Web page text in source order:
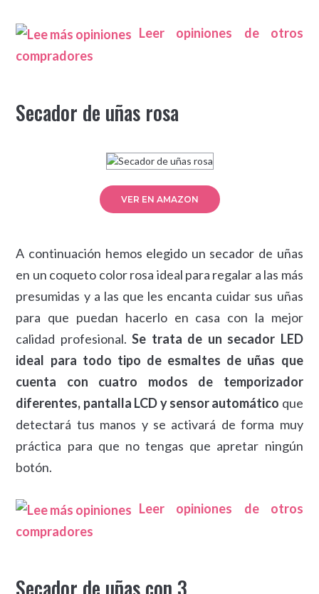
Leer opiniones de otros
compradores
Secador de uñas rosa
VER EN AMAZON
A continuación hemos elegido un secador de uñas
en un coqueto color rosa ideal para regalar a las más
presumidas y a las que les encanta cuidar sus uñas
para que puedan hacerlo en casa con la mejor
calidad profesional.Se trata de un secador LED
ideal para todo tipo de esmaltes de uñas que
cuenta con cuatro modos de temporizador
diferentes, pantalla LCD y sensor automático que
detectará tus manos y se activará de forma muy
práctica para que no tengas que apretar ningún
botón.
Leer opiniones de otros
compradores